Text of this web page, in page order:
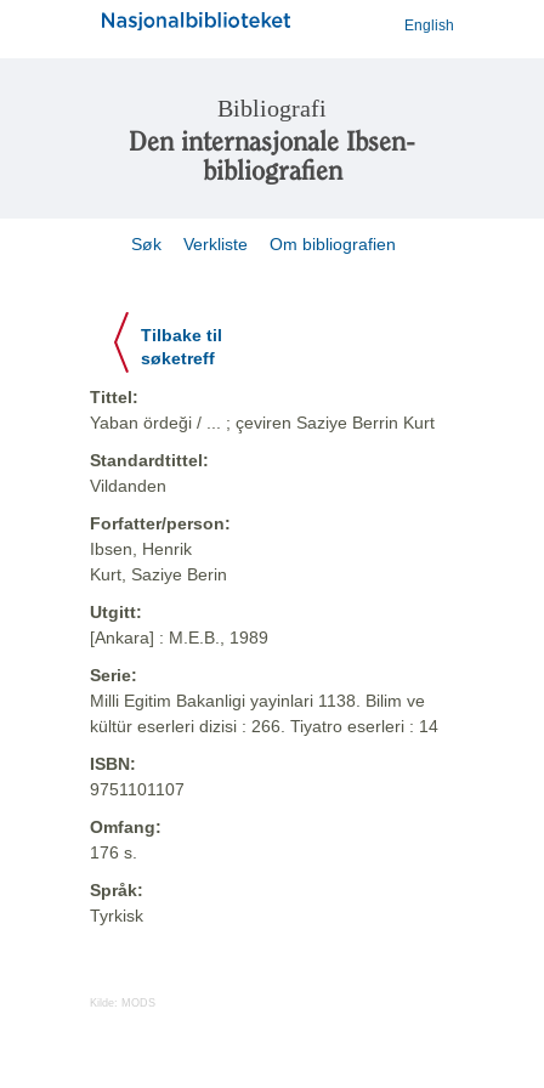
English
Bibliografi
Den internasjonale Ibsen-
bibliografien
Søk Verkliste Om bibliografien
Tilbake til
søketreff
Tittel:
Yaban ördeği / ... ; çeviren Saziye Berrin Kurt
Standardtittel:
Vildanden
Forfatter/person:
Ibsen, Henrik
Kurt, Saziye Berin
Utgitt:
[Ankara] : M.E.B., 1989
Serie:
Milli Egitim Bakanligi yayinlari 1138. Bilim ve
kültür eserleri dizisi : 266. Tiyatro eserleri : 14
ISBN:
9751101107
Omfang:
176 s.
Språk:
Tyrkisk
Kilde: MODS